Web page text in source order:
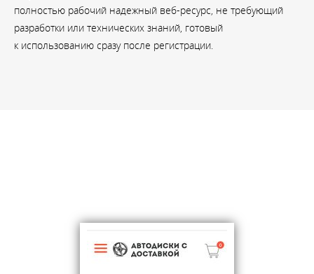
полностью рабочий надежный веб-ресурс, не требующий
разработки или технических знаний, готовый
к использованию сразу после регистрации.